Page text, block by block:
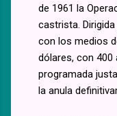
de 1961 la
castrista.
con los medios
dólares, con 400
programada
la anula